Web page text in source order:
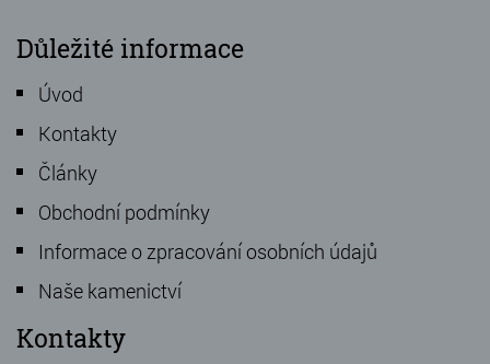
Důležité informace
Úvod
Kontakty
Články
Obchodní podmínky
Informace o zpracování osobních údajů
Naše kamenictví
Kontakty